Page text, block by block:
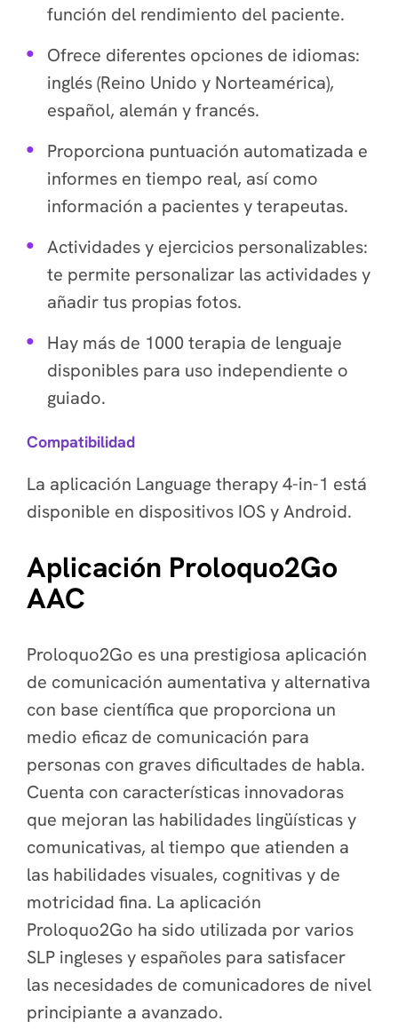
función del rendimiento del paciente.
Ofrece diferentes opciones de idiomas:
inglés (Reino Unido y Norteamérica),
español, alemán y francés.
Proporciona puntuación automatizada e
informes en tiempo real, así como
información a pacientes y terapeutas.
Actividades y ejercicios personalizables:
te permite personalizar las actividades y
añadir tus propias fotos.
Hay más de 1000 terapia de lenguaje
disponibles para uso independiente o
guiado.
Compatibilidad
La aplicación Language therapy 4-in-1 está
disponible en dispositivos IOS y Android.
Aplicación Proloquo2Go
AAC
Proloquo2Go es una prestigiosa aplicación
de comunicación aumentativa y alternativa
con base científica que proporciona un
medio eficaz de comunicación para
personas con graves dificultades de habla.
Cuenta con características innovadoras
que mejoran las habilidades lingüísticas y
comunicativas, al tiempo que atienden a
las habilidades visuales, cognitivas y de
motricidad fina. La aplicación
Proloquo2Go ha sido utilizada por varios
SLP ingleses y españoles para satisfacer
las necesidades de comunicadores de nivel
principiante a avanzado.